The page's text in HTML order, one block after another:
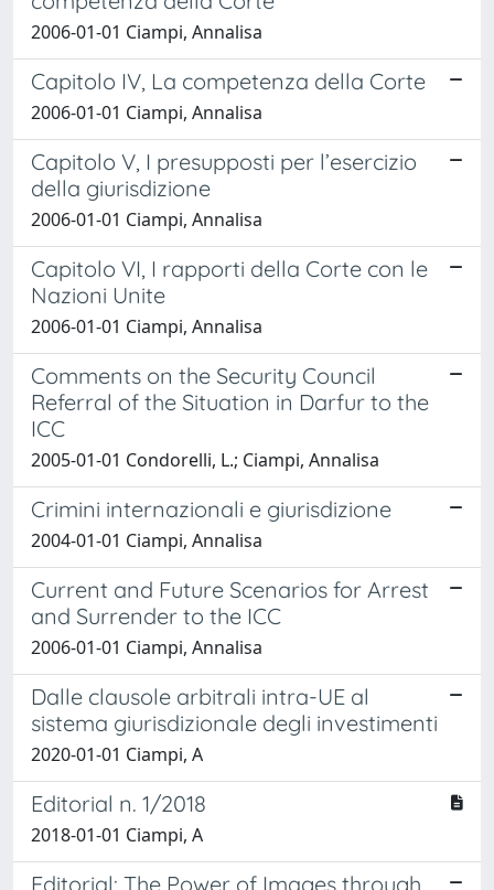
2006-01-01 Ciampi, Annalisa
Capitolo IV, La competenza della Corte
2006-01-01 Ciampi, Annalisa
Capitolo V, I presupposti per l’esercizio
della giurisdizione
2006-01-01 Ciampi, Annalisa
Capitolo VI, I rapporti della Corte con le
Nazioni Unite
2006-01-01 Ciampi, Annalisa
Comments on the Security Council
Referral of the Situation in Darfur to the
ICC
2005-01-01 Condorelli, L.; Ciampi, Annalisa
Crimini internazionali e giurisdizione
2004-01-01 Ciampi, Annalisa
Current and Future Scenarios for Arrest
and Surrender to the ICC
2006-01-01 Ciampi, Annalisa
Dalle clausole arbitrali intra-UE al
sistema giurisdizionale degli investimenti
2020-01-01 Ciampi, A
Editorial n. 1/2018
2018-01-01 Ciampi, A
Editorial: The Power of Images through